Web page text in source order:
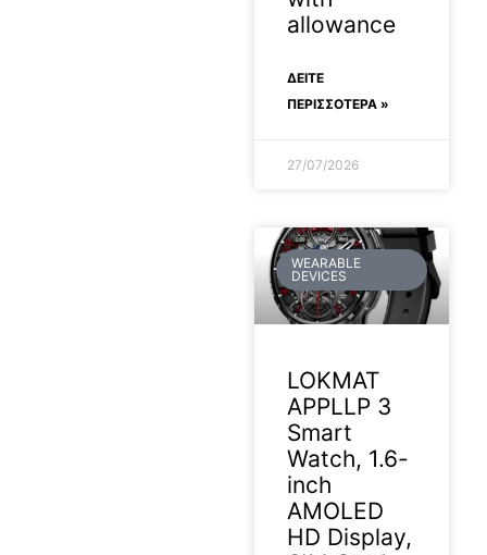
allowance
ΔΕΊΤΕ
ΠΕΡΙΣΣΟΤΕΡΑ »
27/07/2026
WEARABLE
DEVICES
LOKMAT
APPLLP 3
Smart
Watch, 1.6-
inch
AMOLED
HD Display,